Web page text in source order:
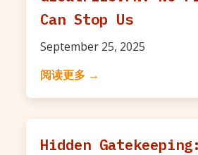
Can Stop Us
September 25, 2025
阅读更多 →
Hidden Gatekeeping: